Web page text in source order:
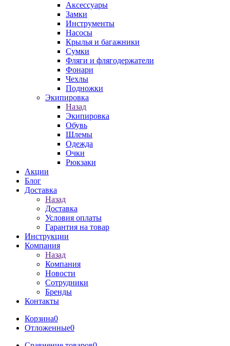
Аксессуары
Замки
Инструменты
Насосы
Крылья и багажники
Сумки
Фляги и флягодержатели
Фонари
Чехлы
Подножки
Экипировка
Назад
Экипировка
Обувь
Шлемы
Одежда
Очки
Рюкзаки
Акции
Блог
Доставка
Назад
Доставка
Условия оплаты
Гарантия на товар
Инструкции
Компания
Назад
Компания
Новости
Сотрудники
Бренды
Контакты
Корзина0
Отложенные0